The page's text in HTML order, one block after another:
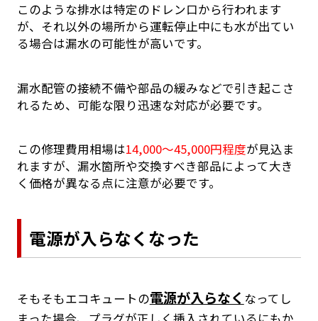
このような排水は特定のドレン口から行われます
が、それ以外の場所から運転停止中にも水が出てい
る場合は漏水の可能性が高いです。
漏水配管の接続不備や部品の緩みなどで引き起こさ
れるため、可能な限り迅速な対応が必要です。
この修理費用相場は14,000～45,000円程度が見込ま
れますが、漏水箇所や交換すべき部品によって大き
く価格が異なる点に注意が必要です。
電源が入らなくなった
そもそもエコキュートの電源が入らなく なってし